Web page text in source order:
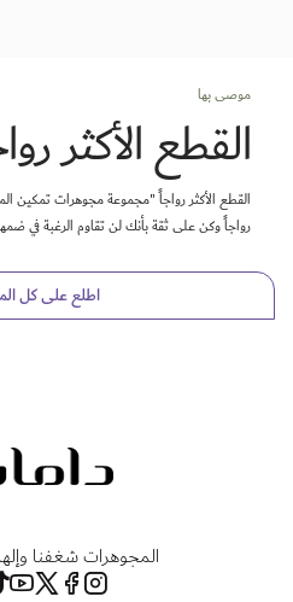
موصى بها
القطع الأكثر
القطع الأكثر رواجاً "مجموعة مجوهرات تمكين
رواجاً وكن على ثقة بأنك لن تقاوم الرغبة في
اطلع على كل
المجوهرات شغفنا